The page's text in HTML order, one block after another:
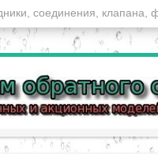
соединения, клапана,